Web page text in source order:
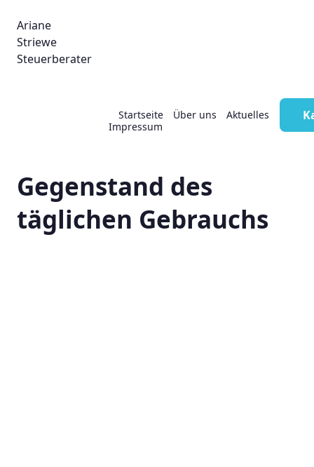
Ariane
Striewe
Steuerberater
Startseite Über uns Aktuelles
Impressum
Spekulationsgeschäft:
Gegenstand des
täglichen Gebrauchs